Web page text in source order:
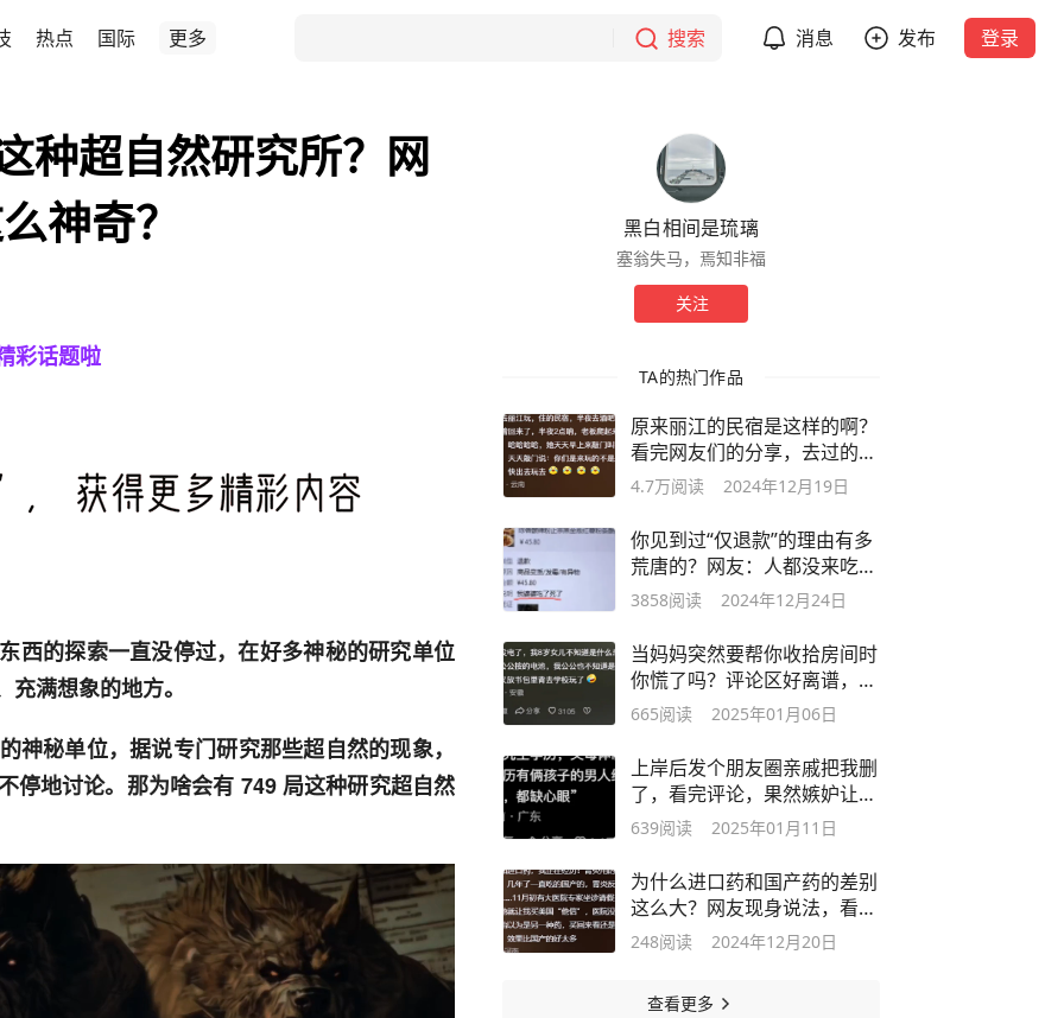
热点 国际 更多 搜索 消息 发布 登录
种超自然研究所？网
神奇？
彩话题啦
西的探索一直没停过，在好多神秘的研究单位
满想象的地方。
神秘单位，据说专门研究那些超自然的现象，
停地讨论。那为啥会有 749 局这种研究超自然
黑白相间是琉璃
塞翁失马，焉知非福
关注
TA的热门作品
原来丽江的民宿是这样的啊？
看完网友们的分享，去过的人
嘴真严啊
4.7万阅读 2024年12月19日
你见到过“仅退款”的理由有多
荒唐的？网友：人都没来吃，
就死了
3858阅读 2024年12月24日
当妈妈突然要帮你收拾房间时
你慌了吗？评论区好离谱，不
忍直视了
665阅读 2025年01月06日
上岸后发个朋友圈亲戚把我删
了，看完评论，果然嫉妒让人
面目全非
639阅读 2025年01月11日
为什么进口药和国产药的差别
这么大？网友现身说法，看完
感慨万千
248阅读 2024年12月20日
查看更多